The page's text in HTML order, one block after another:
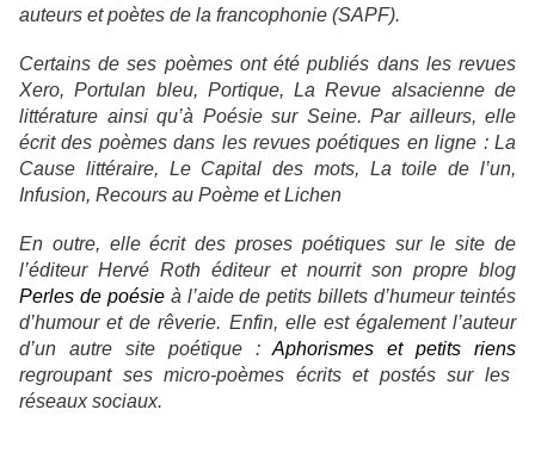
auteurs et poètes de la francophonie (SAPF).
Certains de ses poèmes ont été publiés dans les revues
Xero, Portulan bleu, Portique,La Revue alsacienne de
littérature ainsi qu’à Poésie sur Seine. Par ailleurs, elle
écrit des poèmes dans les revues poétiques en ligne : La
Cause littéraire, Le Capital des mots, La toile de l’un,
Infusion, Recours au Poème etLichen
En outre, elle écrit des proses poétiques sur le site de
l’éditeur Hervé Roth éditeur et nourrit son propre blog
Perles de poésie à l’aide de petits billets d’humeur teintés
d’humour et de rêverie. Enfin, elle est également l’auteur
d’un autre site poétique : Aphorismes et petits riens
regroupant ses micro-poèmes écrits et postés sur les
réseaux sociaux.